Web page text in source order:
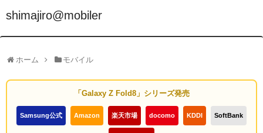
shimajiro@mobiler
ホーム モバイル
「Galaxy Z Fold8」シリーズ発売
Samsung公式 Amazon 楽天市場 docomo KDDI SoftBank